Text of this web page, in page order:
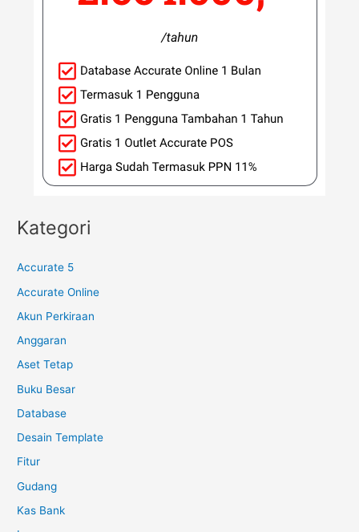
Kategori
Accurate 5
Accurate Online
Akun Perkiraan
Anggaran
Aset Tetap
Buku Besar
Database
Desain Template
Fitur
Gudang
Kas Bank